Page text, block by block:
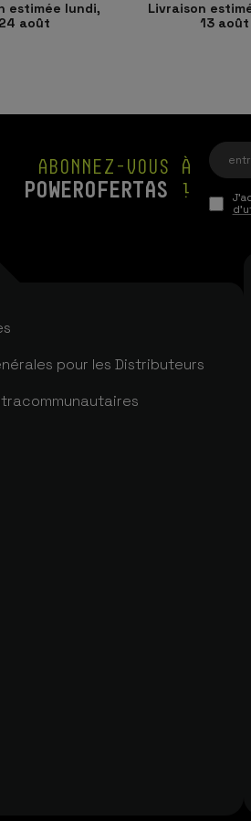
estimée lundi,
24 août
Livraison
13 août
ABONNEZ-VOUS À
POWEROFERTAS !
pour les Distributeurs